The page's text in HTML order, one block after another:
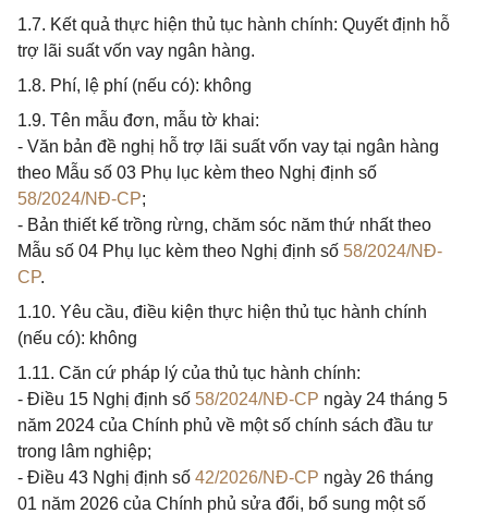
1.7. Kết quả thực hiện thủ tục hành chính: Quyết định hỗ
trợ lãi suất vốn vay ngân hàng.
1.8. Phí, lệ phí (nếu có): không
1.9. Tên mẫu đơn, mẫu tờ khai:
- Văn bản đề nghị hỗ trợ lãi suất vốn vay tại ngân hàng
theo Mẫu số 03 Phụ lục kèm theo Nghị định số
58/2024/NĐ-CP;
- Bản thiết kế trồng rừng, chăm sóc năm thứ nhất theo
Mẫu số 04 Phụ lục kèm theo Nghị định số 58/2024/NĐ-
CP.
1.10. Yêu cầu, điều kiện thực hiện thủ tục hành chính
(nếu có): không
1.11. Căn cứ pháp lý của thủ tục hành chính:
- Điều 15 Nghị định số 58/2024/NĐ-CP ngày 24 tháng 5
năm 2024 của Chính phủ về một số chính sách đầu tư
trong lâm nghiệp;
- Điều 43 Nghị định số 42/2026/NĐ-CP ngày 26 tháng
01 năm 2026 của Chính phủ sửa đổi, bổ sung một số